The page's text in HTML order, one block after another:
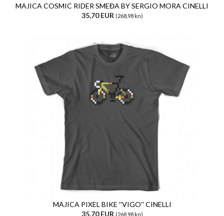
MAJICA COSMIC RIDER SMEĐA BY SERGIO MORA CINELLI
35,70 EUR (268,98 kn)
MAJICA PIXEL BIKE ''VIGO'' CINELLI
35,70 EUR (268,98 kn)